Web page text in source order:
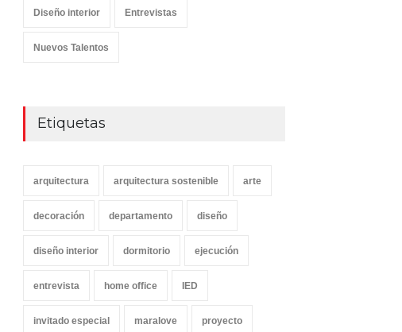
Diseño interior Entrevistas
Nuevos Talentos
Etiquetas
arquitectura arquitectura sostenible arte
decoración departamento diseño
diseño interior dormitorio ejecución
entrevista home office IED
invitado especial maralove proyecto